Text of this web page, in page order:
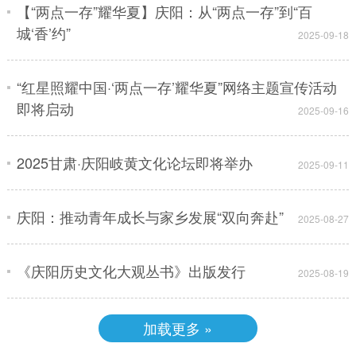
【“两点一存”耀华夏】庆阳：从“两点一存”到“百
城‘香’约”
2025-09-18
“红星照耀中国·‘两点一存’耀华夏”网络主题宣传活动
即将启动
2025-09-16
2025甘肃·庆阳岐黄文化论坛即将举办 2025-09-11
庆阳：推动青年成长与家乡发展“双向奔赴” 2025-08-27
《庆阳历史文化大观丛书》出版发行 2025-08-19
加载更多 »